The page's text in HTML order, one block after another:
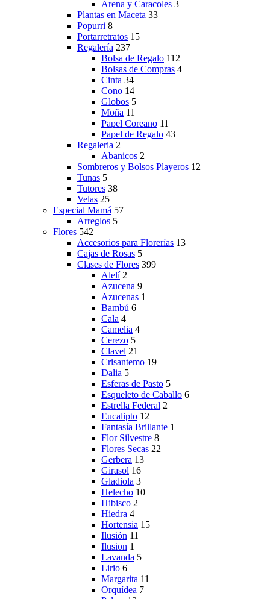
Arena y Caracoles 3
Plantas en Maceta 33
Popurri 8
Portarretratos 15
Regalería 237
Bolsa de Regalo 112
Bolsas de Compras 4
Cinta 34
Cono 14
Globos 5
Moña 11
Papel Coreano 11
Papel de Regalo 43
Regaleria 2
Abanicos 2
Sombreros y Bolsos Playeros 12
Tunas 5
Tutores 38
Velas 25
Especial Mamá 57
Arreglos 5
Flores 542
Accesorios para Florerías 13
Cajas de Rosas 5
Clases de Flores 399
Alelí 2
Azucena 9
Azucenas 1
Bambú 6
Cala 4
Camelia 4
Cerezo 5
Clavel 21
Crisantemo 19
Dalia 5
Esferas de Pasto 5
Esqueleto de Caballo 6
Estrella Federal 2
Eucalipto 12
Fantasía Brillante 1
Flor Silvestre 8
Flores Secas 22
Gerbera 13
Girasol 16
Gladiola 3
Helecho 10
Hibisco 2
Hiedra 4
Hortensia 15
Ilusión 11
Ilusion 1
Lavanda 5
Lirio 6
Margarita 11
Orquídea 7